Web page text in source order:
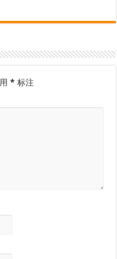
用* 标注